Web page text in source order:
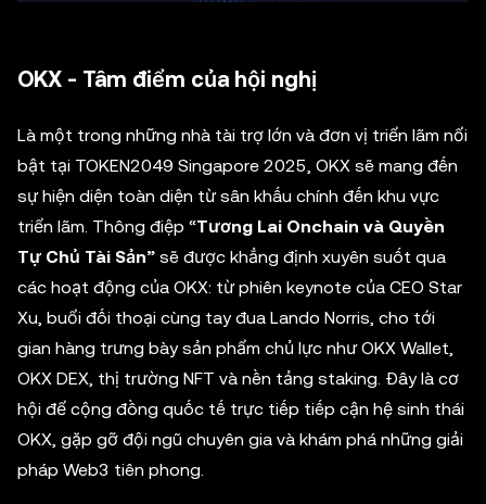
OKX - Tâm điểm của hội nghị
Là một trong những nhà tài trợ lớn và đơn vị triển lãm nổi
bật tại TOKEN2049 Singapore 2025, OKX sẽ mang đến
sự hiện diện toàn diện từ sân khấu chính đến khu vực
triển lãm. Thông điệp “Tương Lai Onchain và Quyền
Tự Chủ Tài Sản” sẽ được khẳng định xuyên suốt qua
các hoạt động của OKX: từ phiên keynote của CEO Star
Xu, buổi đối thoại cùng tay đua Lando Norris, cho tới
gian hàng trưng bày sản phẩm chủ lực như OKX Wallet,
OKX DEX, thị trường NFT và nền tảng staking. Đây là cơ
hội để cộng đồng quốc tế trực tiếp tiếp cận hệ sinh thái
OKX, gặp gỡ đội ngũ chuyên gia và khám phá những giải
pháp Web3 tiên phong.